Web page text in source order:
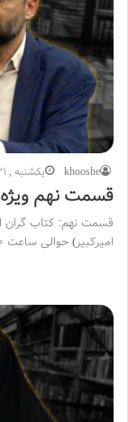
khooshe یکشنبه , 21 اردیبهشت 1404
قسمت نهم ویژه
قسمت نهم: کتاب گران
امیرکبیر) حوالی ساعت ۱۷:۳۰ از شبکه افق این…